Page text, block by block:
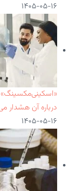
۱۴۰۵-۰۵-۱۶
درباره آن هشدار
۱۴۰۵-۰۵-۱۶